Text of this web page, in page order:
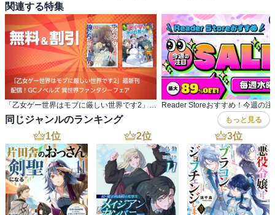
関連する特集
同じジャンルのランキング もっと見る
1位 2位 3位